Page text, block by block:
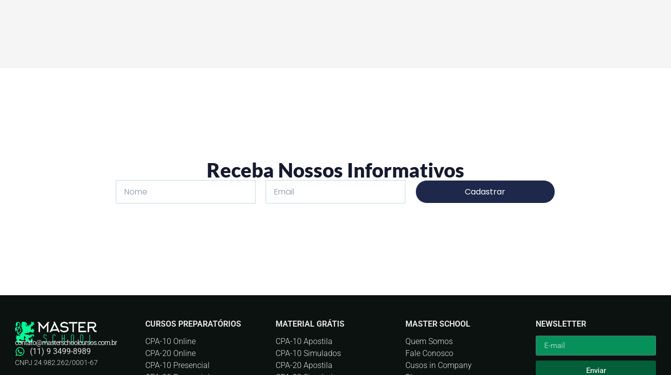
Receba Nossos Informativos
Cadastrar
(11) 9 3499-8989
contato@masterschoolcursos.com.br
CNPJ 24.982.262/0001-67
CURSOS PREPARATÓRIOS
CPA-10 Online
CPA-20 Online
CPA-10 Presencial
MATERIAL GRÁTIS
CPA-10 Apostila
CPA-10 Simulados
CPA-20 Apostila
MASTER SCHOOL
Quem Somos
Fale Conosco
Cusos in Company
NEWSLETTER
Enviar